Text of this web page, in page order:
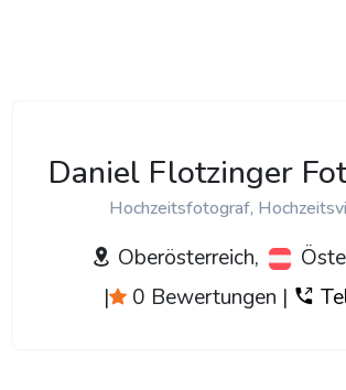
Daniel Flotzinger
Hochzeitsfotograf,
Oberösterreich,
|
0 Bewertungen |